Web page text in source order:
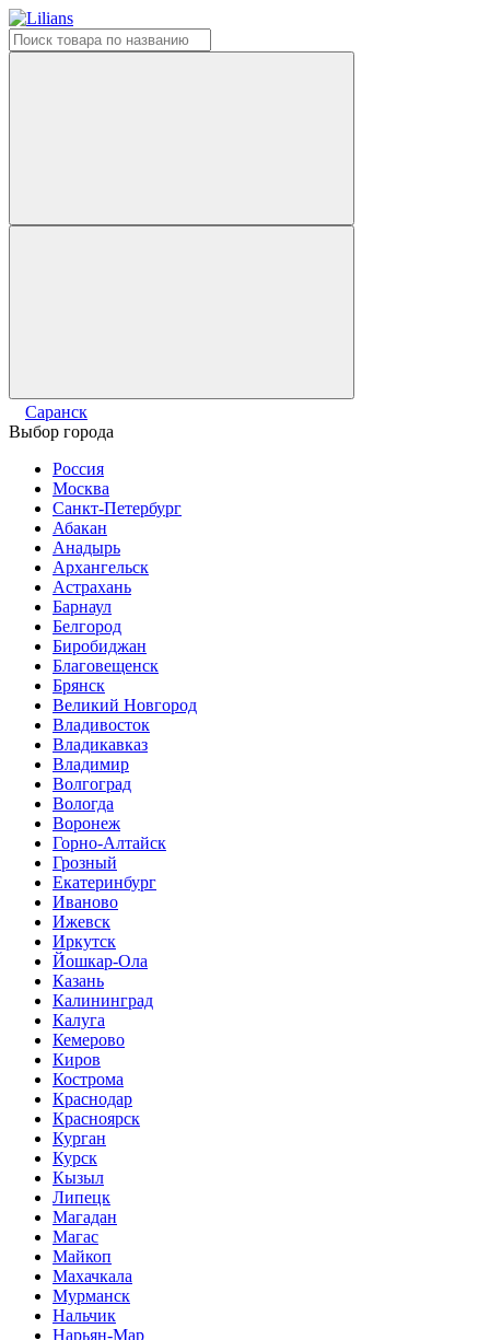
Саранск
Выбор города
Россия
Москва
Санкт-Петербург
Абакан
Анадырь
Архангельск
Астрахань
Барнаул
Белгород
Биробиджан
Благовещенск
Брянск
Великий Новгород
Владивосток
Владикавказ
Владимир
Волгоград
Вологда
Воронеж
Горно-Алтайск
Грозный
Екатеринбург
Иваново
Ижевск
Иркутск
Йошкар-Ола
Казань
Калининград
Калуга
Кемерово
Киров
Кострома
Краснодар
Красноярск
Курган
Курск
Кызыл
Липецк
Магадан
Магас
Майкоп
Махачкала
Мурманск
Нальчик
Нарьян-Мар